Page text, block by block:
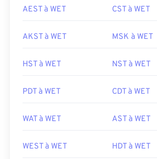
AEST à WET CST à WET
AKST à WET MSK à WET
HST à WET NST à WET
PDT à WET CDT à WET
WAT à WET AST à WET
WEST à WET HDT à WET